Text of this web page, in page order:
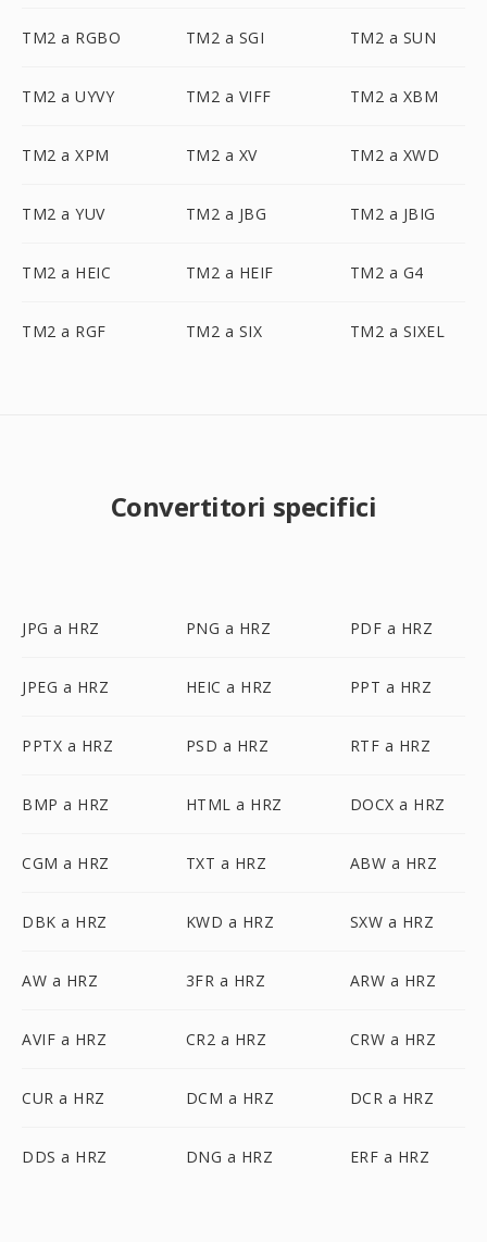
TM2 a RGBO TM2 a SGI TM2 a SUN
TM2 a UYVY TM2 a VIFF TM2 a XBM
TM2 a XPM TM2 a XV TM2 a XWD
TM2 a YUV TM2 a JBG TM2 a JBIG
TM2 a HEIC TM2 a HEIF TM2 a G4
TM2 a RGF TM2 a SIX TM2 a SIXEL
Convertitori specifici
JPG a HRZ PNG a HRZ PDF a HRZ
JPEG a HRZ HEIC a HRZ PPT a HRZ
PPTX a HRZ PSD a HRZ RTF a HRZ
BMP a HRZ HTML a HRZ DOCX a HRZ
CGM a HRZ TXT a HRZ ABW a HRZ
DBK a HRZ KWD a HRZ SXW a HRZ
AW a HRZ 3FR a HRZ ARW a HRZ
AVIF a HRZ CR2 a HRZ CRW a HRZ
CUR a HRZ DCM a HRZ DCR a HRZ
DDS a HRZ DNG a HRZ ERF a HRZ